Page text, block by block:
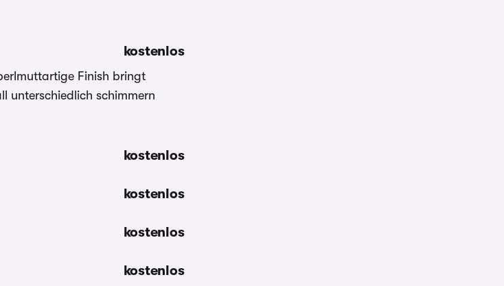
kostenlos
Finish bringt
unterschiedlich schimmern
kostenlos
kostenlos
kostenlos
kostenlos